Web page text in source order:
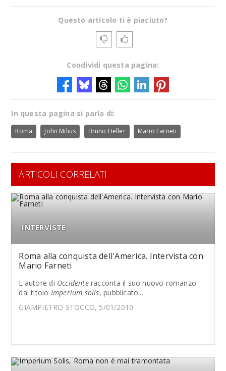
Questo articolo ti è piaciuto?
Condividi questa pagina:
In questa pagina si parla di:
Roma John Milius Bruno Heller Mario Farneti
ARTICOLI CORRELATI
INTERVISTE
Roma alla conquista dell'America. Intervista con
Mario Farneti
L'autore di Occidenteracconta il suo nuovo romanzo
dal titolo Imperium solis, pubblicato...
GIAMPIETRO STOCCO, 5/01/2010